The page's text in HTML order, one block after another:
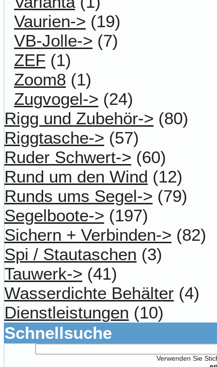
Vaurien-> (19)
VB-Jolle-> (7)
ZEF (1)
Zoom8 (1)
Zugvogel-> (24)
Rigg und Zubehör-> (80)
Riggtasche-> (57)
Ruder Schwert-> (60)
Rund um den Wind (12)
Runds ums Segel-> (79)
Segelboote-> (197)
Sichern + Verbinden-> (82)
Spi / Stautaschen (3)
Tauwerk-> (41)
Wasserdichte Behälter (4)
Dienstleistungen (10)
Schnellsuche
Verwenden Sie